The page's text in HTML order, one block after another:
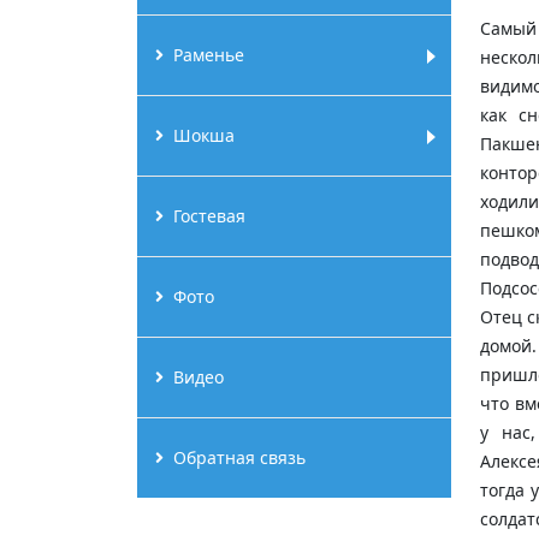
Раменье
Шокша
Гостевая
Фото
Видео
Обратная связь
как
Отец
что
у
тогда